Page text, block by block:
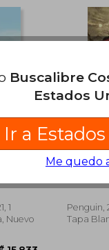
₡ 18.711
1
Nuevo
The
Penguin,
Tapa
Buscalibre
Estados
Ir a
Me quedo